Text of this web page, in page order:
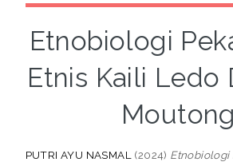
Etnobiologi
Etnis Kaili Ledo
Moutong
PUTRI AYU NASMAL (2024) Etnobiologi